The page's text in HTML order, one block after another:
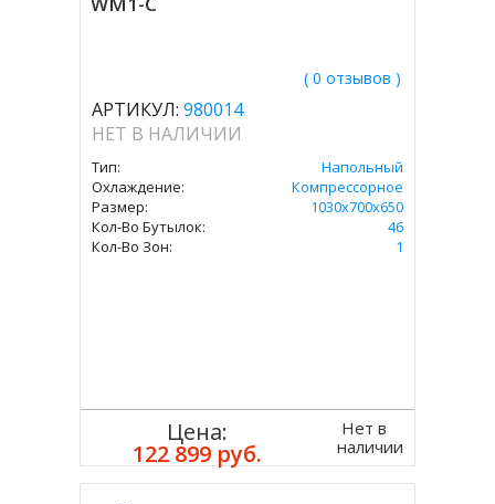
( 0 отзывов )
АРТИКУЛ: 980014
НЕТ В НАЛИЧИИ
Тип:
Напольный
Охлаждение:
Компрессорное
Размер:
1030х700х650
Кол-Во Бутылок:
46
Кол-Во Зон:
1
Цена:
122 899 руб.
Нет в
наличии